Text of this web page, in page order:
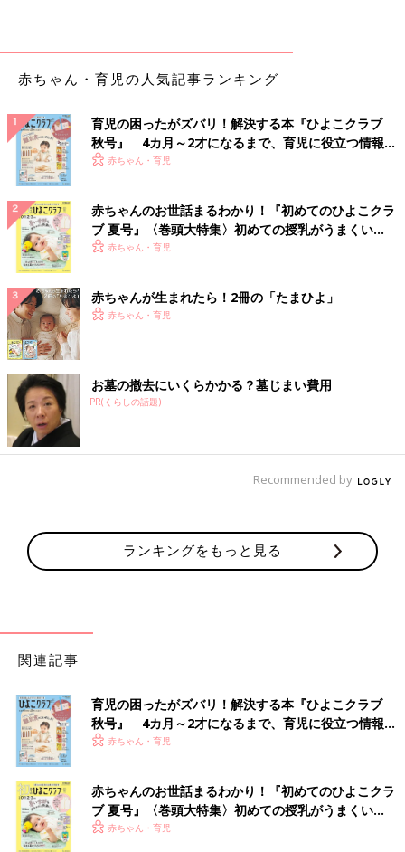
赤ちゃん・育児の人気記事ランキング
育児の困ったがズバリ！解決する本『ひよこクラブ
秋号』 4カ月～2才になるまで、育児に役立つ情報が
いっぱい！
赤ちゃん・育児
赤ちゃんのお世話まるわかり！『初めてのひよこクラ
ブ 夏号』〈巻頭大特集〉初めての授乳がうまくい
く！ おっぱい・ミルクの基本と夏のトラブル 解決テ
赤ちゃん・育児
赤ちゃんが生まれたら！2冊の「たまひよ」
赤ちゃん・育児
お墓の撤去にいくらかかる？墓じまい費用
PR(くらしの話題)
Recommended by
ランキングをもっと見る
関連記事
育児の困ったがズバリ！解決する本『ひよこクラブ
秋号』 4カ月～2才になるまで、育児に役立つ情報が
いっぱい！
赤ちゃん・育児
赤ちゃんのお世話まるわかり！『初めてのひよこクラ
ブ 夏号』〈巻頭大特集〉初めての授乳がうまくい
く！ おっぱい・ミルクの基本と夏のトラブル 解決テ
赤ちゃん・育児